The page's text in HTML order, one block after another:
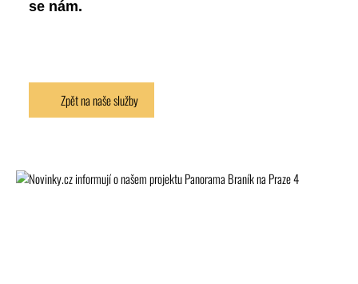
se nám.
Zpět na naše služby